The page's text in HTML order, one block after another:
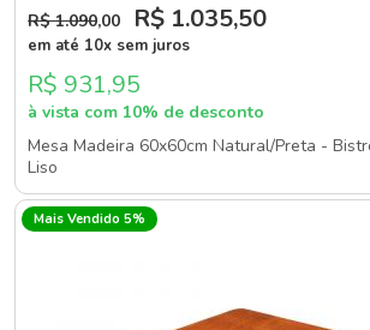
R$ 1.090,00 R$ 1.035,50
em até 10x sem juros
R$ 931,95
à vista com 10% de desconto
Mesa Madeira 60x60cm Natural/Preta -
Liso
Mais Vendido 5%